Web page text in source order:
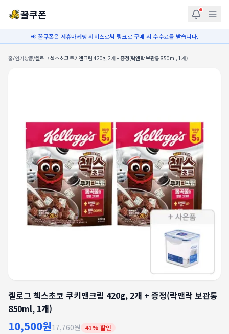
꿀쿠폰
📢 꿀쿠폰은 제휴마케팅 서비스로써 링크로 구매 시 수수료를 받습니다.
홈/인기상품/켈로그 첵스초코 쿠키앤크림 420g, 2개 + 증정(락앤락 보관통 850ml, 1개)
켈로그 첵스초코 쿠키앤크림 420g, 2개 + 증정(락앤락 보관통
850ml, 1개)
10,500원17,760원 41% 할인